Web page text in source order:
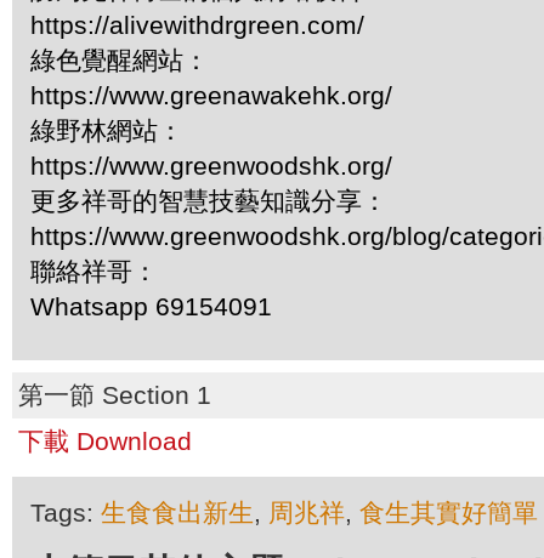
https://alivewithdrgreen.com/
綠色覺醒網站：
https://www.greenawakehk.org/
綠野林網站：
https://www.greenwoodshk.org/
更多祥哥的智慧技藝知識分享：
https://www.greenwoodshk.org/blog/
聯絡祥哥：
Whatsapp 69154091
第一節 Section 1
下載 Download
Tags: 生食食出新生, 周兆祥, 食生其實好簡單